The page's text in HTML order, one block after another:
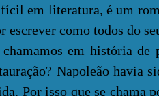
em literatura, é um
como todos do
em história de
Napoleão havia
Por isso que se chama